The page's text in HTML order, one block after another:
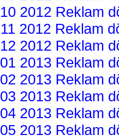
10 2012 Reklam
11 2012 Reklam
12 2012 Reklam
01 2013 Reklam
02 2013 Reklam
03 2013 Reklam
04 2013 Reklam
05 2013 Reklam